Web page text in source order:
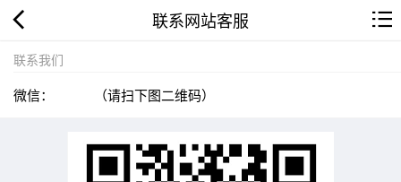
联系网站客服
联系我们
微信： （请扫下图二维码）